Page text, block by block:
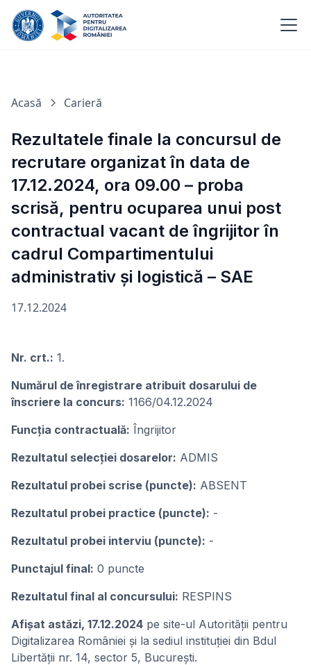
Acasă Carieră
Rezultatele finale la concursul de
recrutare organizat în data de
17.12.2024, ora 09.00 – proba
scrisă, pentru ocuparea unui post
contractual vacant de îngrijitor în
cadrul Compartimentului
administrativ și logistică – SAE
17.12.2024
Nr. crt.: 1.
Numărul de înregistrare atribuit dosarului de
înscriere la concurs: 1166/04.12.2024
Funcția contractuală: Îngrijitor
Rezultatul selecției dosarelor: ADMIS
Rezultatul probei scrise (puncte): ABSENT
Rezultatul probei practice (puncte): -
Rezultatul probei interviu (puncte): -
Punctajul final: 0 puncte
Rezultatul final al concursului: RESPINS
Afişat astăzi, 17.12.2024 pe site-ul Autorității pentru
Digitalizarea României și la sediul instituției din Bdul
Libertății nr. 14, sector 5, București.